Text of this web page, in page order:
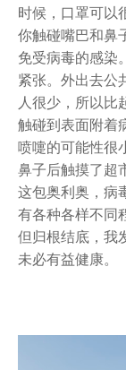
时候，口罩可以
你触碰嘴巴和鼻
免受病毒的感染
紧张。外出去公
人很少，所以比
触碰到表面附着
喷嚏的可能性很
鼻子后触摸了超
这包奥利奥，病
有各种各样不同
但归根结底，我
未必有益健康。